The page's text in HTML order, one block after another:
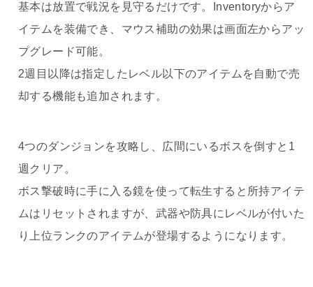
基本は放置で戦況を見守るだけです。Inventoryからア
イテムを装備でき、マウス補助の効果は画面左からアッ
プグレード可能。
2週目以降は指定したレベル以下のアイテムを自動で売
却する機能も追加されます。
4つのダンジョンを攻略し、広間にいるボスを倒すと1
週クリア。
ボス撃破時に手に入る鏡を使って転生すると所持アイテ
ムはリセットされますが、武器や防具にレベルが付いた
り上位ランクのアイテムが登場するようになります。